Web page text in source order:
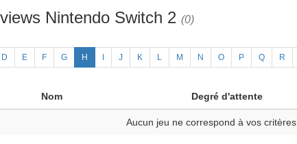
Nintendo Switch 2 (0)
D E F G H J K L M N O P Q R
Nom Degré d'attente
Aucun jeu ne correspond à vos critères.